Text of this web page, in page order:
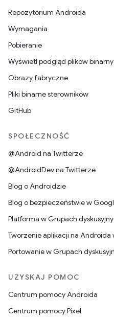
Repozytorium Androida
Wymagania
Pobieranie
Wyświetl podgląd plików
Obrazy fabryczne
Pliki binarne sterowników
GitHub
SPOŁECZNOŚĆ
@Android na Twitterze
@AndroidDev na Twitterze
Blog o Androidzie
Blog o bezpieczeństwie w
Platforma w Grupach
Tworzenie aplikacji na
Portowanie w Grupach
UZYSKAJ POMOC
Centrum pomocy Androida
Centrum pomocy Pixel